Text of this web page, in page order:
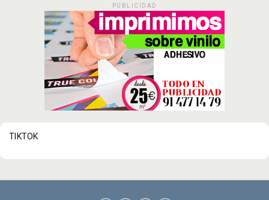
PUBLICIDAD
TIKTOK